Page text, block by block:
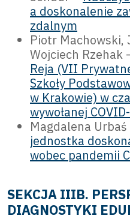
a doskonalenie
zdalnym
Piotr Machowski,
Wojciech Rzehak
Reja (VII
Szkoły
w Krakowie) w
wywołanej
Magdalena Urbaś
jednostka
wobec pandemii
SEKCJA IIIB.
DIAGNOSTYKI